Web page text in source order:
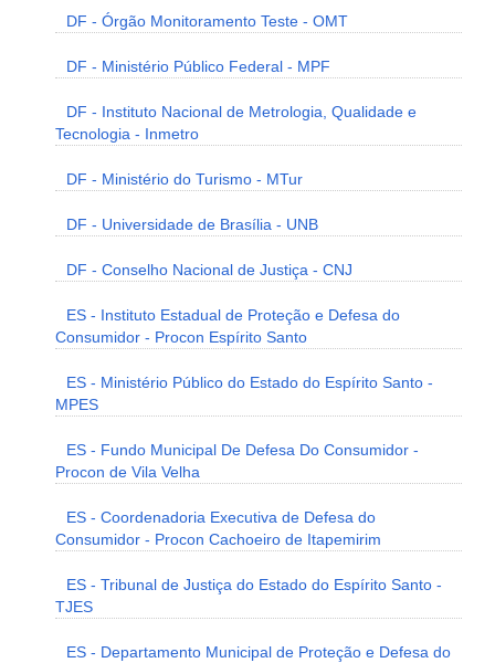
DF - Órgão Monitoramento Teste - OMT
DF - Ministério Público Federal - MPF
DF - Instituto Nacional de Metrologia, Qualidade e
Tecnologia - Inmetro
DF - Ministério do Turismo - MTur
DF - Universidade de Brasília - UNB
DF - Conselho Nacional de Justiça - CNJ
ES - Instituto Estadual de Proteção e Defesa do
Consumidor - Procon Espírito Santo
ES - Ministério Público do Estado do Espírito Santo -
MPES
ES - Fundo Municipal De Defesa Do Consumidor -
Procon de Vila Velha
ES - Coordenadoria Executiva de Defesa do
Consumidor - Procon Cachoeiro de Itapemirim
ES - Tribunal de Justiça do Estado do Espírito Santo -
TJES
ES - Departamento Municipal de Proteção e Defesa do